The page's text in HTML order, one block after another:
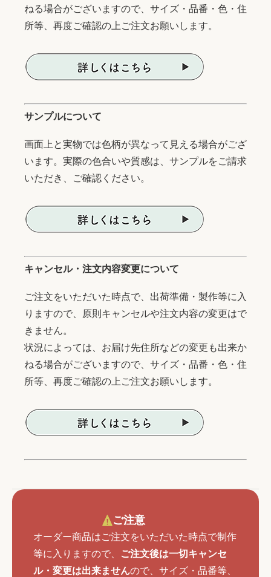
ねる場合がございますので、サイズ・品番・色・住
所等、再度ご確認の上ご注文お願いします。
サンプルについて
画面上と実物では色柄が異なって見える場合がござ
います。実際の色合いや質感は、サンプルをご請求
いただき、ご確認ください。
キャンセル・注文内容変更について
ご注文をいただいた時点で、出荷準備・製作等に入
りますので、原則キャンセルや注文内容の変更はで
きません。
状況によっては、お届け先住所などの変更も出来か
ねる場合がございますので、サイズ・品番・色・住
所等、再度ご確認の上ご注文お願いします。
ご注意
オーダー商品はご注文をいただいた時点で制作
等に入りますので、
ご注文後は一切キャンセ
ル・変更は出来ませんので、サイズ・品番等、